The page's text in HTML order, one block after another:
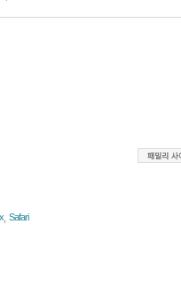
Safari